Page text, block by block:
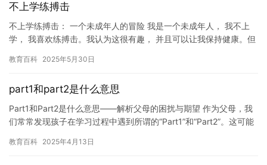
不上学练搏击
不上学练搏击： 一个未成年人的冒险 我是一个未成年人， 我不上
学， 我喜欢练搏击。我认为这很有趣， 并且可以让我保持健康。但
教育百科 2025年5月30日
part1和part2是什么意思
Part1和Part2是什么意思——解析父母的困扰与期望 作为父母，我
们常常发现孩子在学习过程中遇到所谓的“Part1”和“Part2”。这可能
教育百科 2025年4月13日